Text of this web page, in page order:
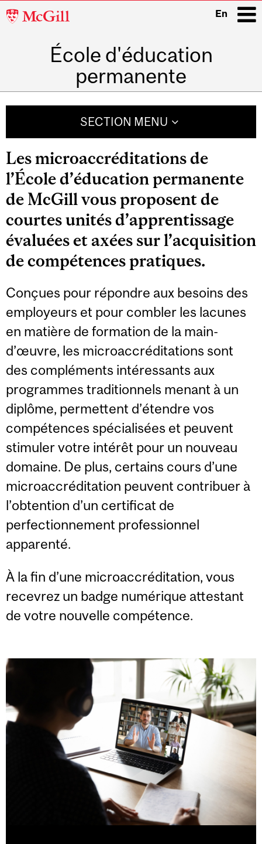
McGill
En
École d'éducation
permanente
SECTION MENU
Les microaccréditations de
l’École d’éducation permanente
de McGill vous proposent de
courtes unités d’apprentissage
évaluées et axées sur l’acquisition
de compétences pratiques.
Conçues pour répondre aux besoins des
employeurs et pour combler les lacunes
en matière de formation de la main-
d’œuvre, les microaccréditations sont
des compléments intéressants aux
programmes traditionnels menant à un
diplôme, permettent d’étendre vos
compétences spécialisées et peuvent
stimuler votre intérêt pour un nouveau
domaine. De plus, certains cours d’une
microaccréditation peuvent contribuer à
l’obtention d’un certificat de
perfectionnement professionnel
apparenté.
À la fin d’une microaccréditation, vous
recevrez un badge numérique attestant
de votre nouvelle compétence.